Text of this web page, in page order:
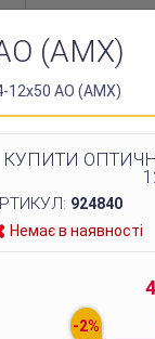
(AMX)
12x50 AO (AMX)
КУПИТИ
924840
Немає в наявності